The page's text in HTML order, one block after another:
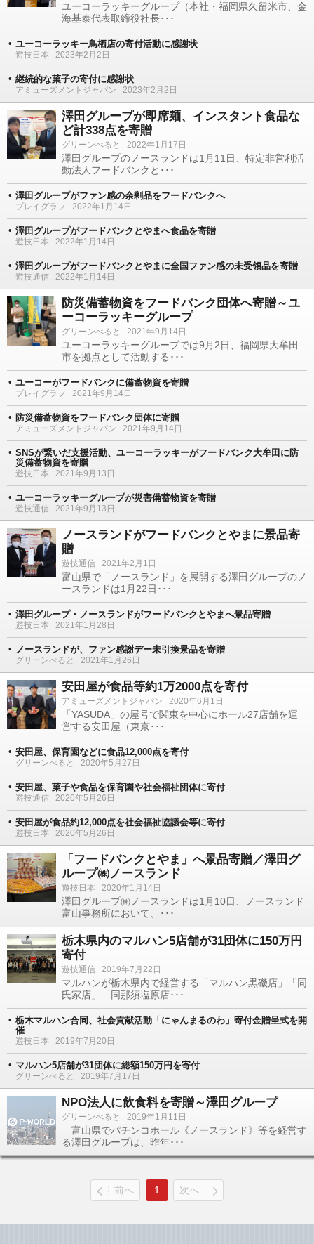
ユーコーラッキーグループ（本社・福岡県久留米市、金
海基泰代表取締役社長･･･
ユーコーラッキー鳥栖店の寄付活動に感謝状
遊技日本 2023年2月2日
継続的な菓子の寄付に感謝状
アミューズメントジャパン 2023年2月2日
澤田グループが即席麺、インスタント食品な
ど計338点を寄贈
グリーンべると 2022年1月17日
澤田グループのノースランドは1月11日、特定非営利活
動法人フードバンクと･･･
澤田グループがファン感の余剰品をフードバンクへ
プレイグラフ 2022年1月14日
澤田グループがフードバンクとやまへ食品を寄贈
遊技日本 2022年1月14日
澤田グループがフードバンクとやまに全国ファン感の未受領品を寄贈
遊技通信 2022年1月14日
防災備蓄物資をフードバンク団体へ寄贈～ユ
ーコーラッキーグループ
グリーンべると 2021年9月14日
ユーコーラッキーグループでは9月2日、福岡県大牟田
市を拠点として活動する･･･
ユーコーがフードバンクに備蓄物資を寄贈
プレイグラフ 2021年9月14日
防災備蓄物資をフードバンク団体に寄贈
アミューズメントジャパン 2021年9月14日
SNSが繋いだ支援活動、ユーコーラッキーがフードバンク大牟田に防
災備蓄物資を寄贈
遊技日本 2021年9月13日
ユーコーラッキーグループが災害備蓄物資を寄贈
遊技通信 2021年9月13日
ノースランドがフードバンクとやまに景品寄
贈
遊技通信 2021年2月1日
富山県で「ノースランド」を展開する澤田グループのノ
ースランドは1月22日･･･
澤田グループ・ノースランドがフードバンクとやまへ景品寄贈
遊技日本 2021年1月28日
ノースランドが、ファン感謝デー未引換景品を寄贈
グリーンべると 2021年1月26日
安田屋が食品等約1万2000点を寄付
アミューズメントジャパン 2020年6月1日
「YASUDA」の屋号で関東を中心にホール27店舗を運
営する安田屋（東京･･･
安田屋、保育園などに食品12,000点を寄付
グリーンべると 2020年5月27日
安田屋、菓子や食品を保育園や社会福祉団体に寄付
遊技通信 2020年5月26日
安田屋が食品約12,000点を社会福祉協議会等に寄付
遊技日本 2020年5月26日
「フードバンクとやま」へ景品寄贈／澤田グ
ループ㈱ノースランド
遊技日本 2020年1月14日
澤田グループ㈱ノースランドは1月10日、ノースランド
富山事務所において、･･･
栃木県内のマルハン5店舗が31団体に150万円
寄付
遊技通信 2019年7月22日
マルハンが栃木県内で経営する「マルハン黒磯店」「同
氏家店」「同那須塩原店･･･
栃木マルハン合同、社会貢献活動「にゃんまるのわ」寄付金贈呈式を開
催
遊技日本 2019年7月20日
マルハン5店舗が31団体に総額150万円を寄付
グリーンべると 2019年7月17日
NPO法人に飲食料を寄贈～澤田グループ
グリーンべると 2019年1月11日
富山県でパチンコホール《ノースランド》等を経営す
る澤田グループは、昨年･･･
前へ 1 次へ